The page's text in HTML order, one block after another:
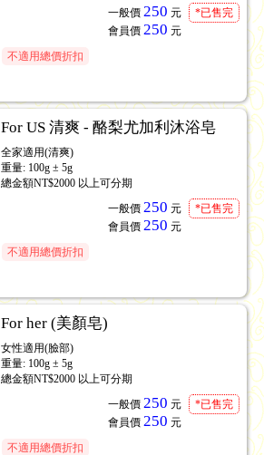
一般價 250 元
會員價 250 元
*已售完
不適用總價折扣
For US 清爽 - 酪梨尤加利沐浴皂
全家適用(清爽)
重量: 100g ± 5g
總金額NT$2000 以上可分期
一般價 250 元
會員價 250 元
*已售完
不適用總價折扣
For her (美顏皂)
女性適用(臉部)
重量: 100g ± 5g
總金額NT$2000 以上可分期
一般價 250 元
會員價 250 元
*已售完
不適用總價折扣